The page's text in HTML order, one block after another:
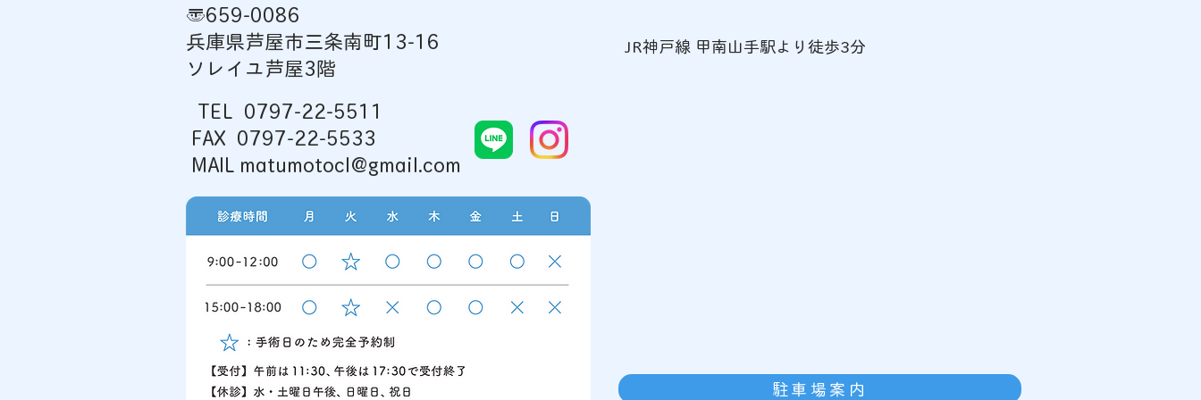
ペットのお葬式のために…長
男が通う高校のイキな計らい
〒659-0086
兵庫県芦屋市三条南町13-16
ソレイユ芦屋3階
TEL
0797-22-5511
FAX 0797-22-5533
MAIL matumotocl@gmail.com
駐車場案内
JR神戸線 甲南山手駅より徒歩3分